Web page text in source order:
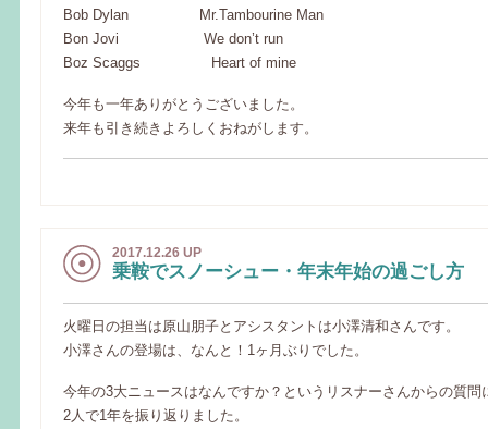
Bob Dylan Mr.Tambourine Man
Bon Jovi We don’t run
Boz Scaggs Heart of mine
今年も一年ありがとうございました。
来年も引き続きよろしくおねがします。
2017.12.26 UP
乗鞍でスノーシュー・年末年始の過ごし方
火曜日の担当は原山朋子とアシスタントは小澤清和さんです。
小澤さんの登場は、なんと！1ヶ月ぶりでした。
今年の3大ニュースはなんですか？というリスナーさんからの質問
2人で1年を振り返りました。